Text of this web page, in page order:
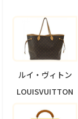
ルイ・ヴィトン
LOUISVUITTON